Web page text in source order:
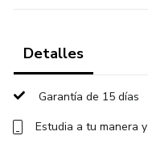
Detalles
Garantía de 15 días
Estudia a tu manera